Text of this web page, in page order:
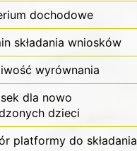
dochodowe
składania wniosków
wyrównania
dla nowo
dzieci
platformy do składania